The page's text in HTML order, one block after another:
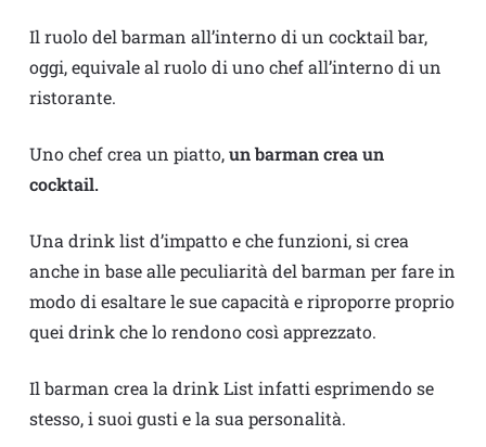
Il ruolo del barman all’interno di un cocktail bar,
oggi, equivale al ruolo di uno chef all’interno di un
ristorante.
Uno chef crea un piatto,un barman crea un
cocktail.
Una drink list d’impatto e che funzioni, si crea
anche in base alle peculiarità del barman per fare in
modo di esaltare le sue capacità e riproporre proprio
quei drink che lo rendono così apprezzato.
Il barman crea la drink List infatti esprimendo se
stesso, i suoi gusti e la sua personalità.